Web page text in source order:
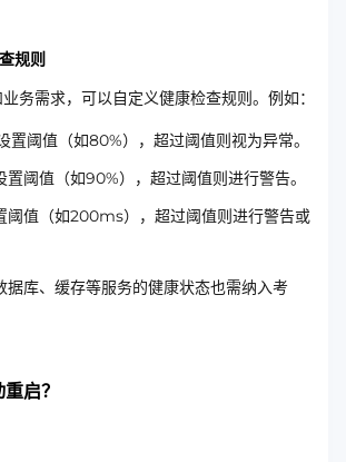
规则
务需求，可以自定义健康检查规则。例如：
置阈值（如80%），超过阈值则视为异常。
置阈值（如90%），超过阈值则进行警告。
阈值（如200ms），超过阈值则进行警告或
据库、缓存等服务的健康状态也需纳入考
启？